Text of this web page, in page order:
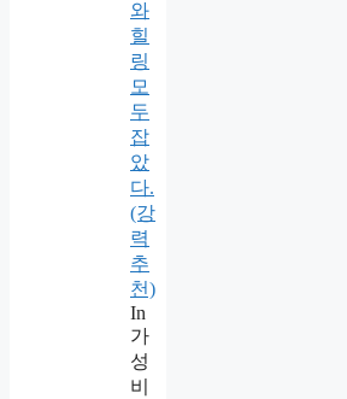
와
힐
링
모
두
잡
았
다.
(강
력
추
천)
In
가
성
비